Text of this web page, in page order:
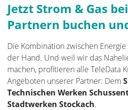
Jetzt Strom & Gas
Partnern buchen
Die Kombination zwischen
der Hand. Und weil wir das
machen, profitieren alle TeleData
Angeboten unserer Partner: Dem
Technischen Werken
Stadtwerken Stockach.